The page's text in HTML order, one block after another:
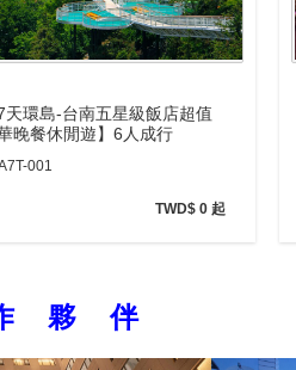
7天環島-台南五星級飯店超值
晚餐休閒遊】6人成行
001
TWD$ 0 起
夥 伴